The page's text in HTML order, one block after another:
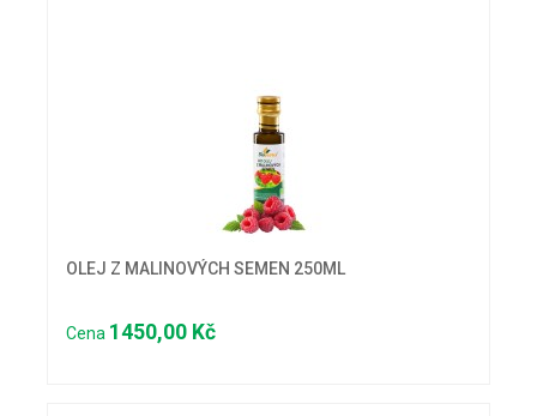
OLEJ Z MALINOVÝCH SEMEN 250ML
Cena 1450,00 Kč